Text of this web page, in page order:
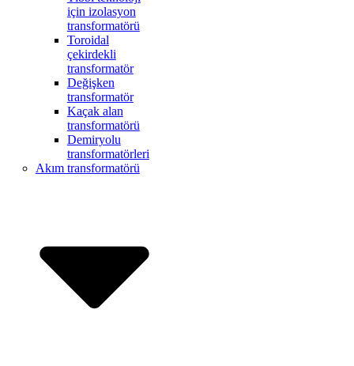
için izolasyon
transformatörü
Toroidal
çekirdekli
transformatör
Değişken
transformatör
Kaçak alan
transformatörü
Demiryolu
transformatörleri
Akım transformatörü